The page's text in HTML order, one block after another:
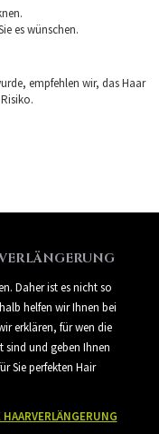
es wünschen.
empfehlen wir, das Haar
Daher ist es nicht so
helfen wir Ihnen bei
erklären, für wen die
sind und geben Ihnen
Sie perfekten Hair